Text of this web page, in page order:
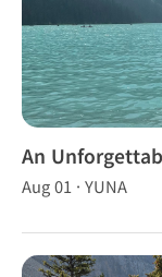
An
Aug 01 · YUNA